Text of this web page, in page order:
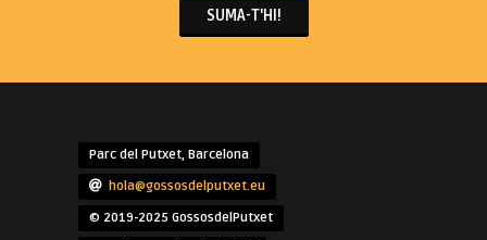
SUMA-T'HI!
Parc del Putxet, Barcelona
hola@gossosdelputxet.eu
© 2019-2025 GossosdelPutxet